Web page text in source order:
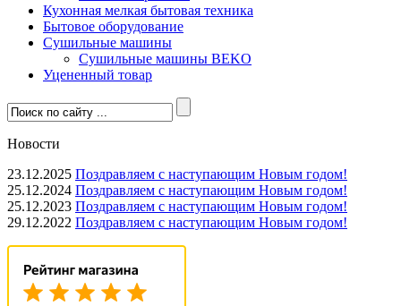
Кухонная мелкая бытовая техника
Бытовое оборудование
Сушильные машины
Сушильные машины BEKO
Уцененный товар
Новости
23.12.2025 Поздравляем с наступающим Новым годом!
25.12.2024 Поздравляем с наступающим Новым годом!
25.12.2023 Поздравляем с наступающим Новым годом!
29.12.2022 Поздравляем с наступающим Новым годом!